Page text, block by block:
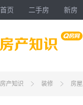
首页 二手房 新房
房产知识 装修 房